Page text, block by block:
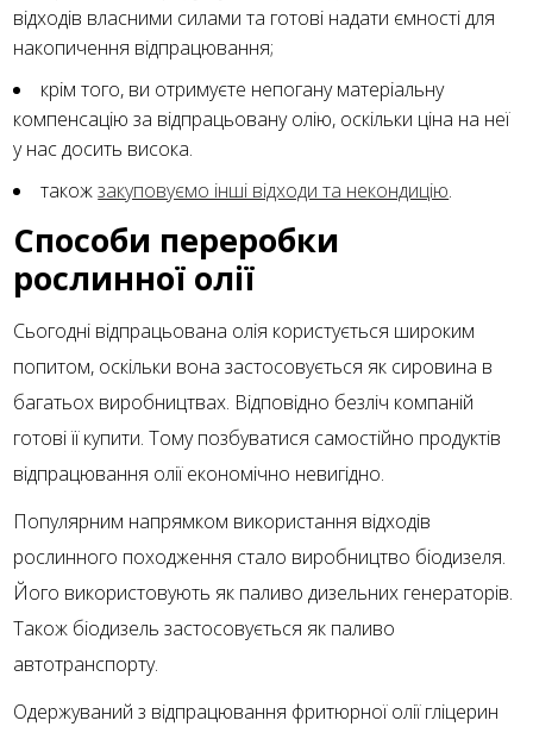
відходів власними силами та готові надати ємності для
накопичення відпрацювання;
крім того, ви отримуєте непогану матеріальну
компенсацію за відпрацьовану олію, оскільки ціна на неї
у нас досить висока.
такожзакуповуємо інші відходи та некондицію.
Способи переробки
рослинної олії
Сьогодні відпрацьована олія користується широким
попитом, оскільки вона застосовується як сировина в
багатьох виробництвах. Відповідно безліч компаній
готові її купити. Тому позбуватися самостійно продуктів
відпрацювання олії економічно невигідно.
Популярним напрямком використання відходів
рослинного походження стало виробництво біодизеля.
Його використовують як паливо дизельних генераторів.
Також біодизель застосовується як паливо
автотранспорту.
Одержуваний з відпрацювання фритюрної олії гліцерин